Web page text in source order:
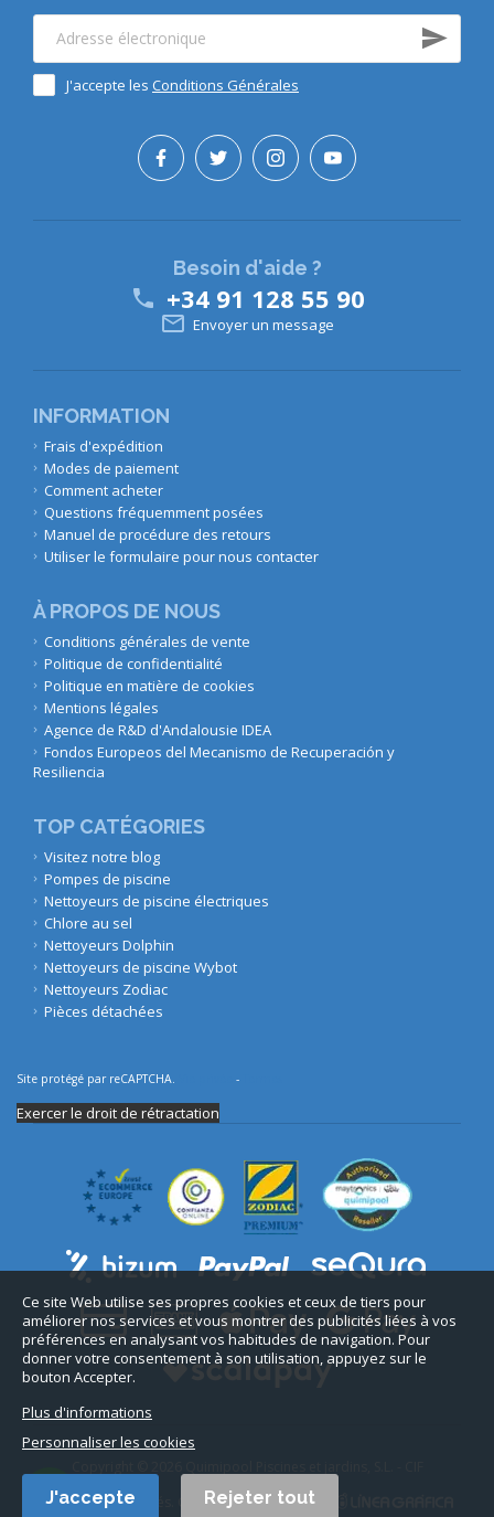
J'accepte les Conditions Générales
INFORMATION
Frais d'expédition
Modes de paiement
Comment acheter
Questions fréquemment posées
Manuel de procédure des retours
Utiliser le formulaire pour nous contacter
À PROPOS DE NOUS
Conditions générales de vente
Politique de confidentialité
Politique en matière de cookies
Mentions légales
Agence de R&D d'Andalousie IDEA
Fondos Europeos del Mecanismo de Recuperación y
Resiliencia
TOP CATÉGORIES
Visitez notre blog
Pompes de piscine
Nettoyeurs de piscine électriques
Chlore au sel
Nettoyeurs Dolphin
Nettoyeurs de piscine Wybot
Nettoyeurs Zodiac
Pièces détachées
Besoin d'aide ?
 +34 91 128 55 90
 Envoyer un message
Ce site Web utilise ses propres cookies et ceux de tiers pour
améliorer nos services et vous montrer des publicités liées à vos
préférences en analysant vos habitudes de navigation. Pour
donner votre consentement à son utilisation, appuyez sur le
bouton Accepter.
Plus d'informations
Personnaliser les cookies
Rejeter tout
J'accepte
Site protégé par reCAPTCHA. -
Exercer le droit de rétractation
Tous droits réservés. Conception du site web :